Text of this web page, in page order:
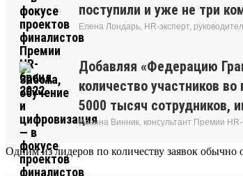
поступили и уже не три
Елена Лондарь, HR-эксперт,
Добавляя «Федерацию
количество участников
5000 тысяч сотрудников,
Иванна Винник, консультант Премии
Одним из лидеров по количеству заявок